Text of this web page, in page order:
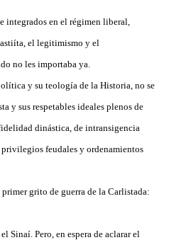
integrados en el régimen liberal,
el legitimismo y el
no les importaba ya.
y su teología de la Historia, no se
y sus respetables ideales plenos de
dinástica, de intransigencia
feudales y ordenamientos
grito de guerra de la Carlistada:
Sinaí. Pero, en espera de aclarar el